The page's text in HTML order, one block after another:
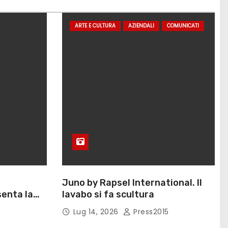
la
ARTE E CULTURA AZIENDALI COMUNICATI
Juno by Rapsel International. Il
lavabo si fa scultura
Lug 14, 2026 Press2015